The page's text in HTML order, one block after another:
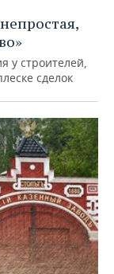
у строителей,
сделок